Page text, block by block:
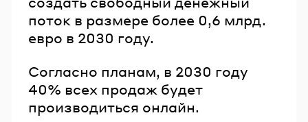
поток в размере более 0,6 млрд.
евро в 2030 году.
Согласно планам, в 2030 году
40% всех продаж будет
производиться онлайн.